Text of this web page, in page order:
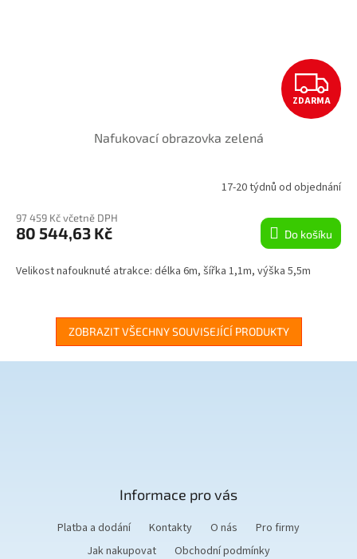
Z
D
R
M
A
ZDARMA
Nafukovací obrazovka zelená
17-20 týdnů od objednání
97 459 Kč včetně DPH
80 544,63 Kč Do košíku
Velikost nafouknuté atrakce: délka 6m, šířka 1,1m, výška 5,5m
ZOBRAZIT VŠECHNY SOUVISEJÍCÍ PRODUKTY
Informace pro vás
Platba a dodání Kontakty O nás
Pro firmy
Jak nakupovat
Obchodní podmínky